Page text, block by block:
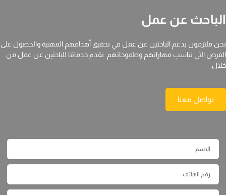
الباحث عن عمل
نحن ملتزمون بدعم الباحثين عن عمل في تحقيق أهدافهم المهنية والحصول على
الفرص التي تناسب مهاراتهم وطموحاتهم. نقدم خدماتنا للباحثين عن عمل من
خلال:
تواصل معنا